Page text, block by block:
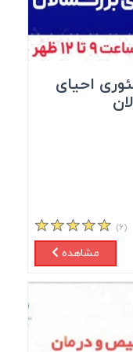
احیای
(۶)
مشاهده